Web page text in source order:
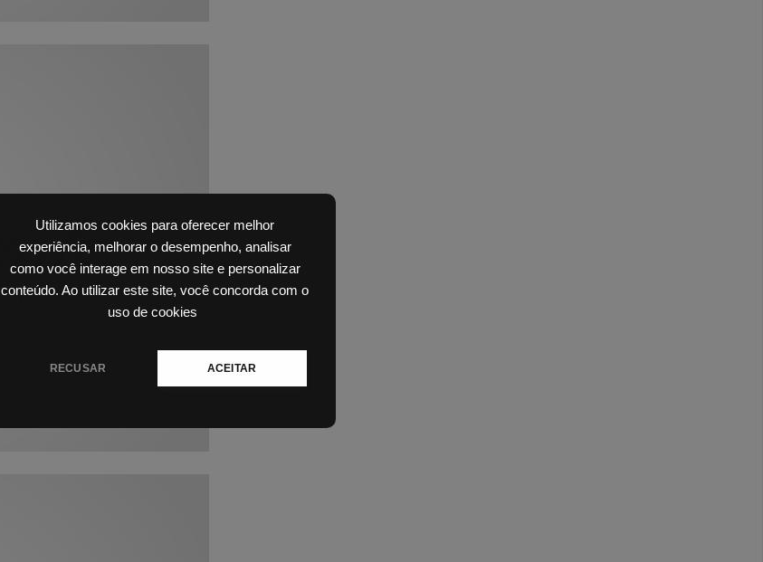
Utilizamos cookies para oferecer melhor
experiência, melhorar o desempenho, analisar
como você interage em nosso site e personalizar
conteúdo. Ao utilizar este site, você concorda com o
uso de cookies
RECUSAR ACEITAR